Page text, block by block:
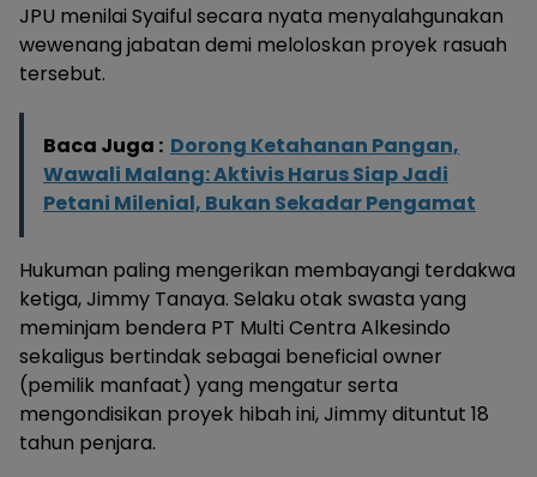
JPU menilai Syaiful secara nyata menyalahgunakan
wewenang jabatan demi meloloskan proyek rasuah
tersebut.
Baca Juga : Dorong Ketahanan Pangan,
Wawali Malang: Aktivis Harus Siap Jadi
Petani Milenial, Bukan Sekadar Pengamat
Hukuman paling mengerikan membayangi terdakwa
ketiga, Jimmy Tanaya. Selaku otak swasta yang
meminjam bendera PT Multi Centra Alkesindo
sekaligus bertindak sebagai beneficial owner
(pemilik manfaat) yang mengatur serta
mengondisikan proyek hibah ini, Jimmy dituntut 18
tahun penjara.